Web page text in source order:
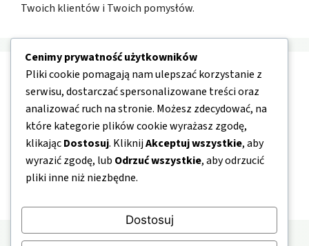
Twoich klientów i Twoich pomysłów.
Nawigacja
O nas
Kontakt
Mapa strony
Cenimy prywatność użytkowników
Pliki cookie pomagają nam ulepszać korzystanie z
serwisu, dostarczać spersonalizowane treści oraz
analizować ruch na stronie. Możesz zdecydować, na
które kategorie plików cookie wyrażasz zgodę,
klikającDostosuj. KliknijAkceptuj wszystkie, aby
wyrazić zgodę, lub Odrzuć wszystkie, aby odrzucić
pliki inne niż niezbędne.
Dostosuj